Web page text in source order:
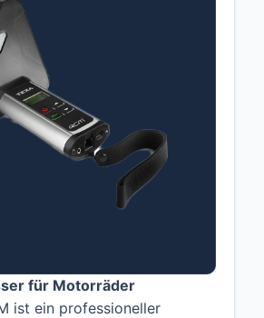
für Motorräder
ist ein professioneller